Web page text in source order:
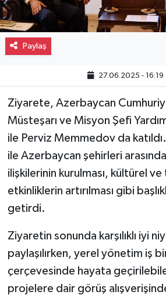
Paylaş
27.06.2025 - 16:19
Ziyarete, Azerbaycan
Müsteşarı ve Misyon Şefi
ile Perviz Memmedov da
ile Azerbaycan şehirleri
ilişkilerinin kurulması, kültürel
etkinliklerin artırılması gibi
getirdi.
Ziyaretin sonunda karşılıklı iyi
paylaşılırken, yerel yönetim iş
çerçevesinde hayata
projelere dair görüş